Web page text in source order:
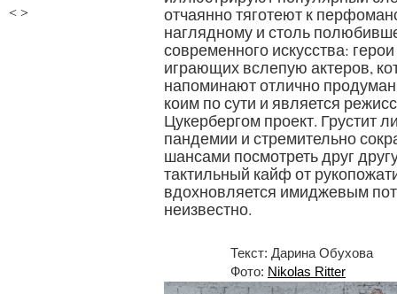
< >
отчаянно тяготеют к
наглядному и столь
современного искусства:
играющих вслепую актеров,
напоминают отлично
коим по сути и является
Цукербергом проект. Грустит
пандемии и стремительно
шансами посмотреть друг
тактильный кайф от
вдохновляется имиджевым
неизвестно.
Текст: Дарина Обухова
Фото: Nikolas Ritter